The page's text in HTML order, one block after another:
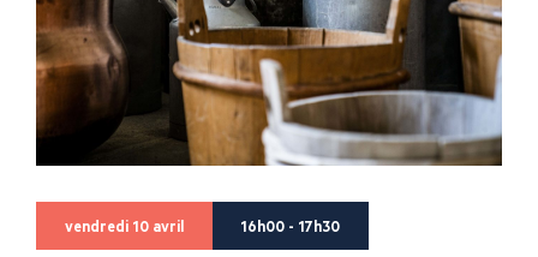
vendredi 10 avril 16h00 - 17h30